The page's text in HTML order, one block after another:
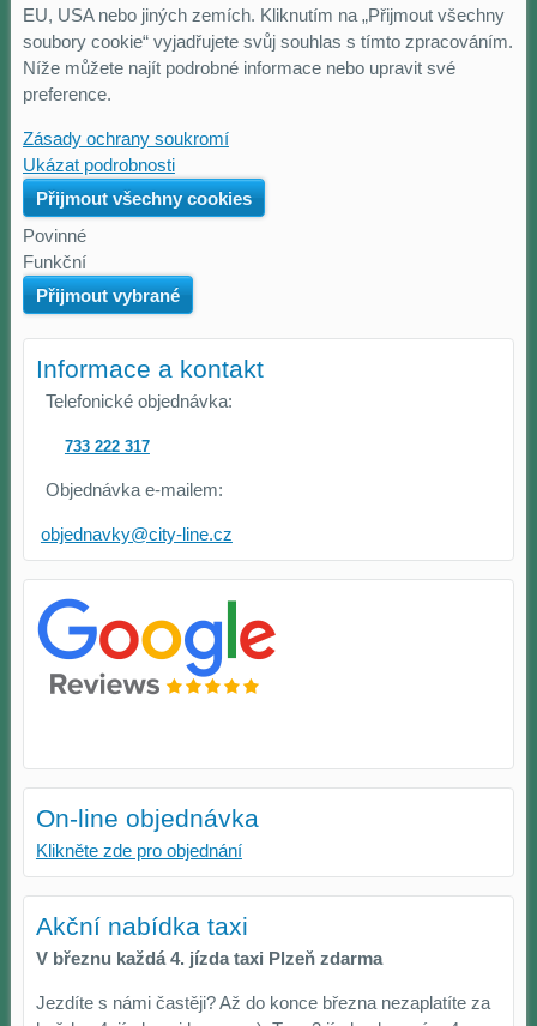
EU, USA nebo jiných zemích. Kliknutím na „Přijmout všechny
soubory cookie“ vyjadřujete svůj souhlas s tímto zpracováním.
Níže můžete najít podrobné informace nebo upravit své
preference.
Zásady ochrany soukromí
Ukázat podrobnosti
Přijmout všechny cookies
Povinné
Naše
webová
stránka
ukládá
data
zařízení
úložiště
aby
bylo
možné
identifikovat
vaši
základní
funkčnosti
platformy,
z
prohlížení
Funkční
Můžeme
ukládat
data
na
vašem
(soubory
úložiště
abychom
mohli
poskytovat
doplňkové
funkce,
zážitek
prohlížení,
některé
vaše
preference
uživatelského
Přijmout vybrané
Informace a kontakt
Telefonické objednávka:
733 222 317
Objednávka e-mailem:
objednavky@city-line.cz
On-line objednávka
Klikněte zde pro objednání
Akční nabídka taxi
V březnu každá 4. jízda taxi Plzeň zdarma
Jezdíte s námi častěji? Až do konce března nezaplatíte za